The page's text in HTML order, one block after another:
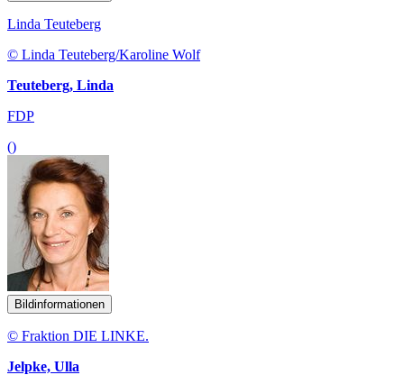
Linda Teuteberg
© Linda Teuteberg/Karoline Wolf
Teuteberg, Linda
FDP
()
Bildinformationen
© Fraktion DIE LINKE.
Jelpke, Ulla